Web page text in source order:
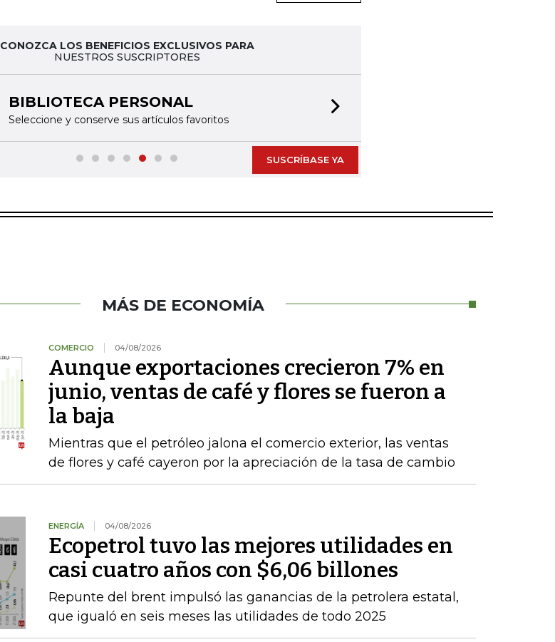
CONOZCA LOS BENEFICIOS EXCLUSIVOS PARA
NUESTROS SUSCRIPTORES
BIBLIOTECA PERSONAL
Seleccione y conserve sus artículos favoritos
SUSCRÍBASE YA
MÁS DE ECONOMÍA
COMERCIO 04/08/2026
Aunque exportaciones crecieron 7% en
junio, ventas de café y flores se fueron a
la baja
Mientras que el petróleo jalona el comercio exterior, las ventas
de flores y café cayeron por la apreciación de la tasa de cambio
ENERGÍA 04/08/2026
Ecopetrol tuvo las mejores utilidades en
casi cuatro años con $6,06 billones
Repunte del brent impulsó las ganancias de la petrolera estatal,
que igualó en seis meses las utilidades de todo 2025